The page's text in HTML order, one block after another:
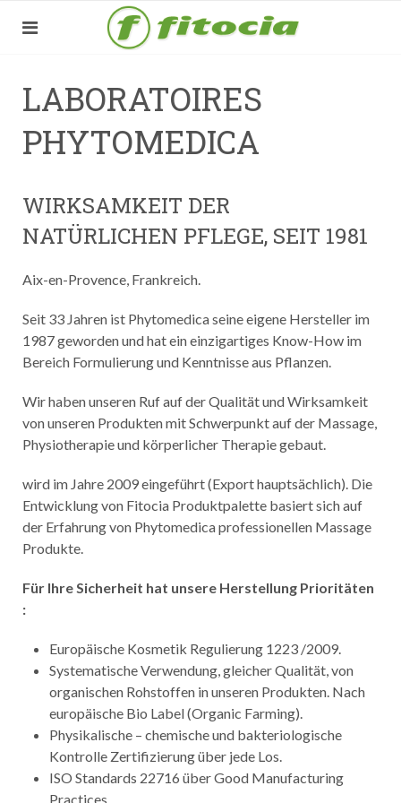
LABORATOIRES
PHYTOMEDICA
WIRKSAMKEIT DER
NATÜRLICHEN PFLEGE, SEIT 1981
Aix-en-Provence, Frankreich.
Seit 33 Jahren ist Phytomedica seine eigene Hersteller im
1987 geworden und hat ein einzigartiges Know-How im
Bereich Formulierung und Kenntnisse aus Pflanzen.
Wir haben unseren Ruf auf der Qualität und Wirksamkeit
von unseren Produkten mit Schwerpunkt auf der Massage,
Physiotherapie und körperlicher Therapie gebaut.
wird im Jahre 2009 eingeführt (Export hauptsächlich). Die
Entwicklung von Fitocia Produktpalette basiert sich auf
der Erfahrung von Phytomedica professionellen Massage
Produkte.
Für Ihre Sicherheit hat unsere Herstellung Prioritäten
:
Europäische Kosmetik Regulierung 1223 /2009.
Systematische Verwendung, gleicher Qualität, von
organischen Rohstoffen in unseren Produkten. Nach
europäische Bio Label (Organic Farming).
Physikalische – chemische und bakteriologische
Kontrolle Zertifizierung über jede Los.
ISO Standards 22716 über Good Manufacturing
Practices.